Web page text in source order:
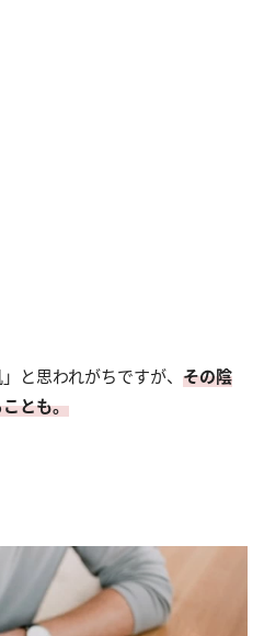
と思われがちですが、 その陰
とも。